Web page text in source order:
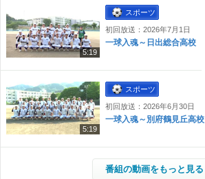
5:19
スポーツ
初回放送：2026年7月1日
一球入魂～日出総合高校
5:19
スポーツ
初回放送：2026年6月30日
一球入魂～別府鶴見丘高校
番組の動画をもっと見る